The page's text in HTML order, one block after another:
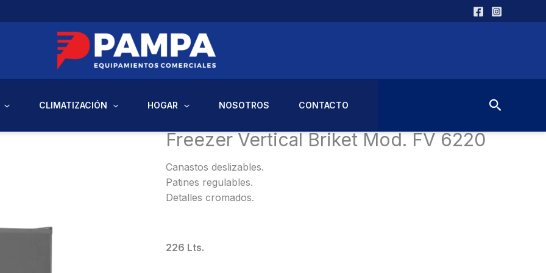
CLIMATIZACIÓN HOGAR NOSOTROS CONTACTO Buscar
Inicio Hogar/ Freezer Vertical Briket Mod. FV 6220
Freezer Vertical Briket Mod. FV 6220
Canastos deslizables.
Patines regulables.
Detalles cromados.
226 Lts.